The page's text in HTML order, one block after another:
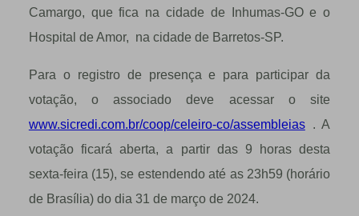
Camargo, que fica na cidade de Inhumas-GO e o
Hospital de Amor, na cidade de Barretos-SP.
Para o registro de presença e para participar da
votação, o associado deve acessar o site
www.sicredi.com.br/coop/celeiro-co/assembleias. A
votação ficará aberta, a partir das 9 horas desta
sexta-feira (15), se estendendo até as 23h59 (horário
de Brasília) do dia 31 de março de 2024.